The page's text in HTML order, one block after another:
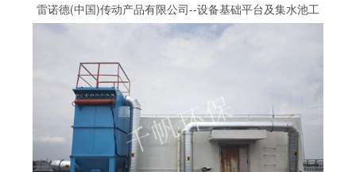
雷诺德(中国)传动产品有限公司--设备基础平台及集水池工
程